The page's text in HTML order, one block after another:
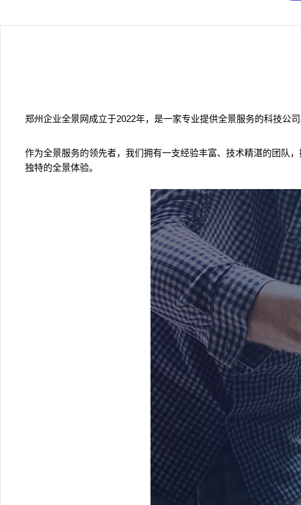
郑州企业全景网成立于2022年，是一家专业提供全景服务的科技公
作为全景服务的领先者，我们拥有一支经验丰富、技术精湛的团队
独特的全景体验。